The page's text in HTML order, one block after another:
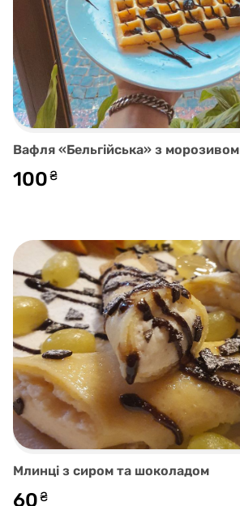
Вафля «Бельгійська» з морозивом
100₴
Млинці з сиром та шоколадом
60₴